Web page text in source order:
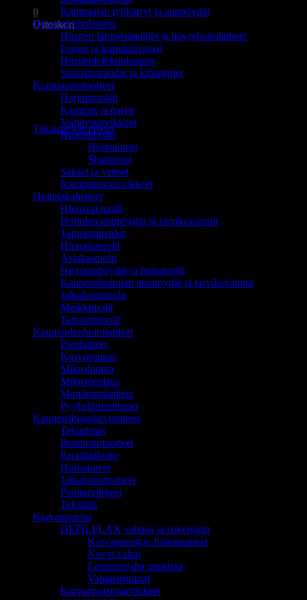
0
Ostoskori
Ostoskori on tyhjä.
Takaisin kauppaan
Kampaajan työkärryt ja apupöydät
Hiustenhoitolaitteet
Hiusten lämpösäteilijät ja höyryhoitolaitteet
Föönit ja kupukuivaajat
Hiustenleikkuukoneet
Suoristusraudat ja kihartimet
Kampaamotuotteet
Harjoituspäät
Kammat ja harjat
Värjäystarvikkeet
Hiustenhoito
Hoitoaineet
Shampoot
Sakset ja veitset
Kampaamotarvikkeet
Hoitolakalusteet
Hierovat tuolit
Hoitolan apupöydät ja tarvikevaunut
Tatuointipenkit
Hierontatuolit
Asiakastuolit
Hierontapöydät ja hoitotuolit
Kauneushoitolan apupöydät ja tarvikevaunut
Jalkahoitotuolit
Meikkituolit
Tatuointituolit
Kauneudenhoitolaitteet
Pienlaitteet
Kasvosaunat
Mikrohionta
Mikroneulaus
Monitoimilaitteet
Pyyhelämmittimet
Kauneushoitolan tuotteet
Tekoripset
Ihonhoitotuotteet
Parafiinihoito
Hoitoaineet
Jalkahoitotuotteet
Pientarvikkeet
Tekstiilit
Karvanpoisto
DEPILFLAX vahaus ja sokerointi
Karvanpoiston hoitotuotteet
Kovat vahat
Lämminvaha purkissa
Vahapatruunat
Karvanpoistotarvikkeet